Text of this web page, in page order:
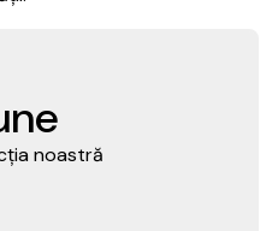
noastră